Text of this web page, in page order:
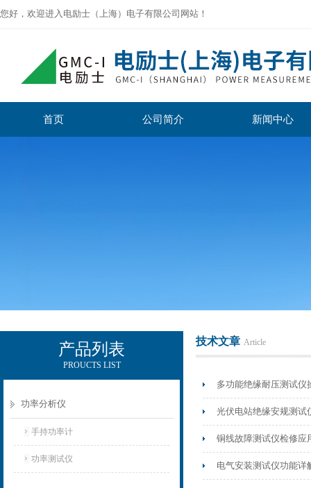
您好，欢迎进入电励士（上海）电子有限公司网站！
首页 公司简介 新闻中心
产品列表
PROUCTS LIST
功率分析仪
手持功率计
功率测试仪
技术文章 Article
多功能绝缘耐压测试仪
光伏电站绝缘安规测试
铜线故障测试仪检修应
电气安装测试仪功能详